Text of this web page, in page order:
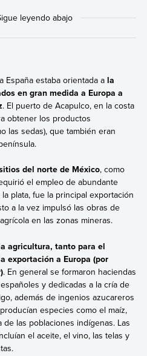
España estaba orientada a la
en gran medida a Europa a
. El puerto de Acapulco, en la costa
obtener los productos
las sedas), que también eran
del norte de México, como
el empleo de abundante
plata, fue la principal exportación
a la vez impulsó las obras de
en las zonas mineras.
agricultura, tanto para el
exportación a Europa (por
. En general se formaron haciendas
y dedicadas a la cría de
además de ingenios azucareros
especies como el maíz,
las poblaciones indígenas. Las
el aceite, el vino, las telas y